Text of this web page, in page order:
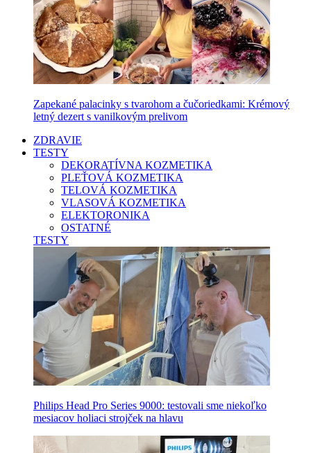
Zapekané palacinky s tvarohom a čučoriedkami: Krémový
letný dezert s vanilkovým prelivom
ZDRAVIE
TESTY
DEKORATÍVNA KOZMETIKA
PLEŤOVÁ KOZMETIKA
TELOVÁ KOZMETIKA
VLASOVÁ KOZMETIKA
ELEKTORONIKA
OSTATNÉ
TESTY
Philips Head Pro Series 9000: testovali sme niekoľko
mesiacov holiaci strojček na hlavu